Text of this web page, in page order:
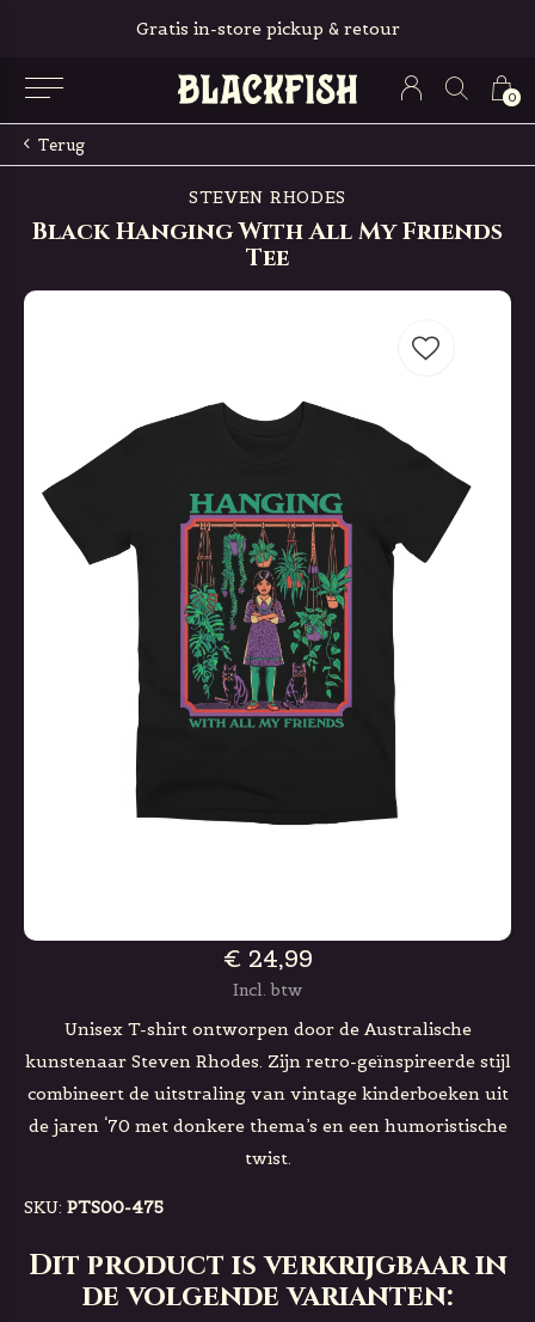
0
Gratis in-store pickup & retour
Terug
STEVEN RHODES
Black Hanging With All My Friends
Tee
€ 24,99
Incl. btw
Unisex T-shirt ontworpen door de Australische
kunstenaar Steven Rhodes. Zijn retro-geïnspireerde stijl
combineert de uitstraling van vintage kinderboeken uit
de jaren ‘70 met donkere thema’s en een humoristische
twist.
SKU: PTS00-475
Dit product is verkrijgbaar in
de volgende varianten: